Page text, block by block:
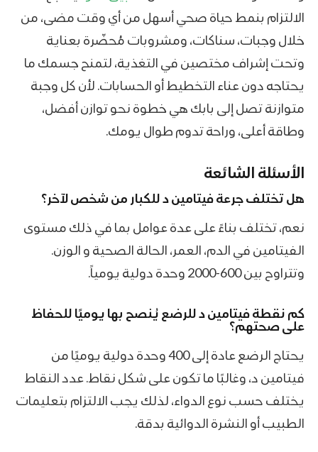
الالتزام بنمط حياة صحي أسهل من أي وقت مضى، من
خلال وجبات، سناكات، ومشروبات مُحضّرة بعناية
وتحت إشراف مختصين في التغذية، لتمنح جسمك ما
يحتاجه دون عناء التخطيط أو الحسابات. لأن كل وجبة
متوازنة تصل إلى بابك هي خطوة نحو توازن أفضل،
وطاقة أعلى، وراحة تدوم طوال يومك.
الأسئلة الشائعة
هل تختلف جرعة فيتامين د للكبار من شخص لآخر؟
نعم، تختلف بناءً على عدة عوامل بما في ذلك مستوى
الفيتامين في الدم، العمر، الحالة الصحية و الوزن.
وتتراوح بين 600-2000 وحدة دولية يومياً.
كم نقطة فيتامين د للرضع يُنصح بها يوميًا للحفاظ
على صحتهم؟
يحتاج الرضع عادة إلى 400 وحدة دولية يوميًا من
فيتامين د، وغالبًا ما تكون على شكل نقاط. عدد النقاط
يختلف حسب نوع الدواء، لذلك يجب الالتزام بتعليمات
الطبيب أو النشرة الدوائية بدقة.